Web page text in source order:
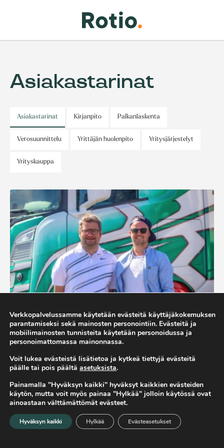
Etusivu Valikko Hae
Asiakastarinat
Asiakastarinat Kirjanpito Palkanlaskenta
Verosuunnittelu Yrittäjän huolenpito Yritysjärjestelyt
Yrityskauppa
06.07.2023 | ASIAKASTARINAT KIRJANPITO
Rotio laajeni Meri-Lappiin ja tarjosi
saumattoman siirtymän myös
Herajärven Kuljetukselle
Herajärven Kuljetus hyötyy nyt entistä
Verkkopalvelussamme käytetään evästeitä käyttäjäkokemuksen
parantamiseksi sekä mainosten personointiin. Evästeitä ja
mobiilimainosten tunnisteita käytetään personoidussa ja
personoimattomassa mainonnassa.
Voit lukea evästeistä lisätietoa ja kytkeä tiettyjä evästeitä
päälle tai pois päältä asetuksista.
Painamalla "Hyväksyn kaikki" hyväksyt kaikkien evästeiden
käytön, mutta voit myös painaa "Hylkää" jolloin käytössä ovat
ainoastaan välttämättömät evästeet.
Hyväksyn kaikki Hylkää Evästeasetukset